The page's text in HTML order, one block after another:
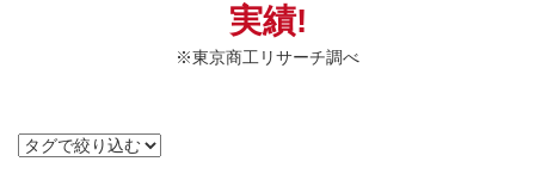
実績!
※東京商工リサーチ調べ